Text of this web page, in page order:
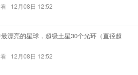
12月08日 12:52
漂亮的星球，超级土星30个光环（直径超
12月08日 12:52